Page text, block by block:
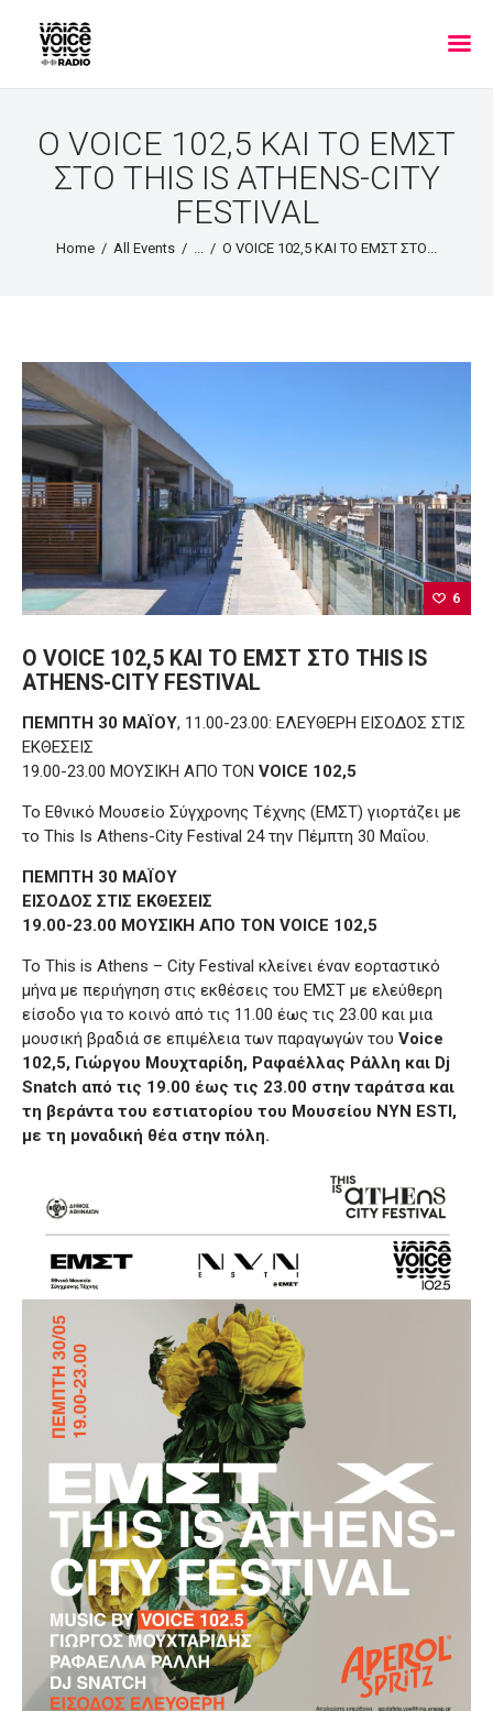
Ο VOICE 102,5 ΚΑΙ ΤΟ ΕΜΣΤ
ΣΤΟ THIS IS ATHENS-CITY
FESTIVAL
Home All Events Ο VOICE 102,5 ΚΑΙ ΤΟ ΕΜΣΤ ΣΤΟ...
6
Ο VOICE 102,5 ΚΑΙ ΤΟ ΕΜΣΤ ΣΤΟ THIS IS
ATHENS-CITY FESTIVAL
ΠΕΜΠΤΗ 30 ΜΑΪΟΥ, 11.00-23.00: ΕΛΕΥΘΕΡΗ ΕΙΣΟΔΟΣ ΣΤΙΣ
ΕΚΘΕΣΕΙΣ
19.00-23.00 ΜΟΥΣΙΚΗ ΑΠΟ ΤΟΝ VOICE 102,5
Το Εθνικό Μουσείο Σύγχρονης Τέχνης (ΕΜΣΤ) γιορτάζει με
το This Is Athens-City Festival 24 την Πέμπτη 30 Μαΐου.
ΠΕΜΠΤΗ 30 ΜΑΪΟΥ
ΕΙΣΟΔΟΣ ΣΤΙΣ ΕΚΘΕΣΕΙΣ
19.00-23.00 ΜΟΥΣΙΚΗ ΑΠΟ ΤΟΝ VOICE 102,5
Το This is Athens – City Festival κλείνει έναν εορταστικό
μήνα με περιήγηση στις εκθέσεις του ΕΜΣΤ με ελεύθερη
είσοδο για το κοινό από τις 11.00 έως τις 23.00 και μια
μουσική βραδιά σε επιμέλεια των παραγωγών του Voice
102,5, Γιώργου Μουχταρίδη, Ραφαέλλας Ράλλη και Dj
Snatch από τις 19.00 έως τις 23.00 στην ταράτσα και
τη βεράντα του εστιατορίου του Μουσείου NYN ESTI,
με τη μοναδική θέα στην πόλη.